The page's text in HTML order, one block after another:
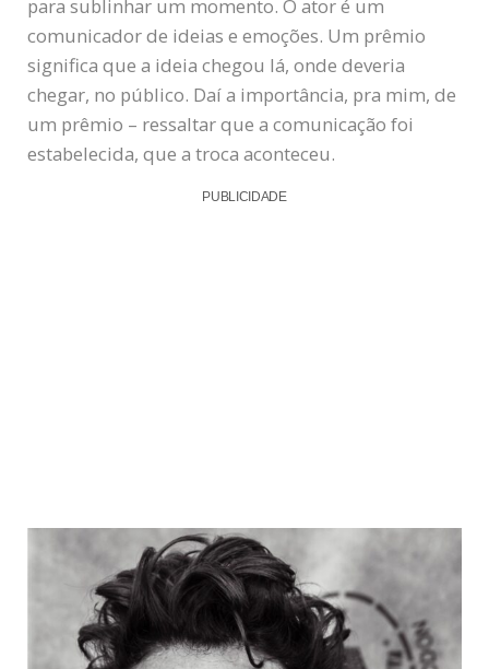
para sublinhar um momento. O ator é um
comunicador de ideias e emoções. Um prêmio
significa que a ideia chegou lá, onde deveria
chegar, no público. Daí a importância, pra mim, de
um prêmio – ressaltar que a comunicação foi
estabelecida, que a troca aconteceu.
PUBLICIDADE